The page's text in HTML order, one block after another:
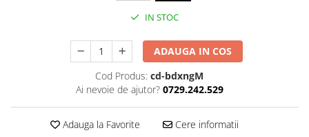
IN STOC
ADAUGA IN COS
Cod Produs: cd-bdxngM
Ai nevoie de ajutor? 0729.242.529
Adauga la Favorite Cere informatii